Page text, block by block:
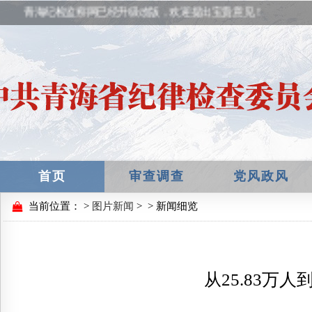
青海纪检监察网已经升级改版，欢迎提出宝贵意见！
首页 审查调查 党风政风
当前位置： > 图片新闻 > > 新闻细览
从25.83万人